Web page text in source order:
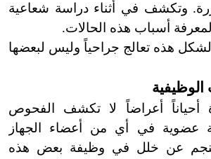
وتكشف في أثناء دراسة شعاعية
لمعرفة أسباب هذه الحالات.
هذه تعالج جراحياً وليس لبعضها
الوظيفية
أحياناً أعراضاً لا تكشف الفحوص
عضوية في أي من أعضاء الجهاز
تنجم عن خلل في وظيفة بعض هذه